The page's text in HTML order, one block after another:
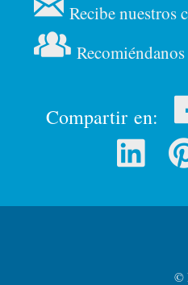
Recibe nuestros
Compartir en:
©